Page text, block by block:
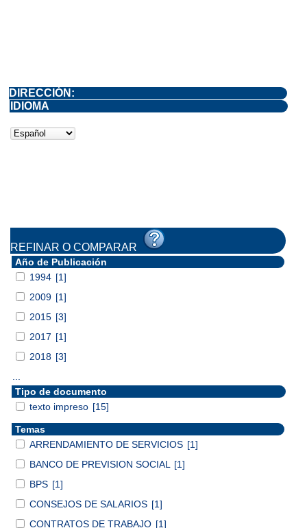
DIRECCIÓN:
IDIOMA
REFINAR O COMPARAR
Año de Publicación
1994 [1]
2009 [1]
2015 [3]
2017 [1]
2018 [3]
Tipo de documento
texto impreso [15]
Temas
ARRENDAMIENTO DE SERVICIOS [1]
BANCO DE PREVISION SOCIAL
[1]
BPS [1]
CONSEJOS DE SALARIOS [1]
CONTRATOS DE TRABAJO [1]